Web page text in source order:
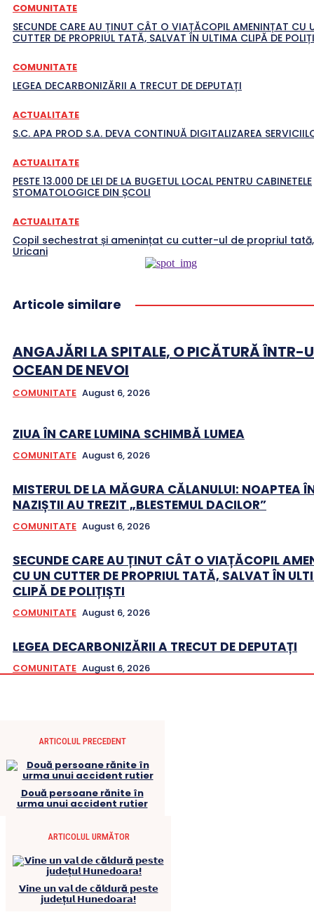
COMUNITATE
SECUNDE CARE AU ȚINUT CÂT O VIAȚĂCOPIL AMENINȚAT CU
CUTTER DE PROPRIUL TATĂ, SALVAT ÎN ULTIMA CLIPĂ DE
COMUNITATE
LEGEA DECARBONIZĂRII A TRECUT DE DEPUTAȚI
ACTUALITATE
S.C. APA PROD S.A. DEVA CONTINUĂ DIGITALIZAREA
ACTUALITATE
PESTE 13.000 DE LEI DE LA BUGETUL LOCAL PENTRU CABINETELE
STOMATOLOGICE DIN ȘCOLI
ACTUALITATE
Copil sechestrat și amenințat cu cutter-ul de propriul
Uricani
Articole similare
ANGAJĂRI LA SPITALE, O PICĂTURĂ ÎNTR-
OCEAN DE NEVOI
COMUNITATE August 6, 2026
ZIUA ÎN CARE LUMINA SCHIMBĂ LUMEA
COMUNITATE August 6, 2026
MISTERUL DE LA MĂGURA CĂLANULUI: NOAPTEA
NAZIȘTII AU TREZIT „BLESTEMUL DACILOR”
COMUNITATE August 6, 2026
SECUNDE CARE AU ȚINUT CÂT O VIAȚĂCOPIL
CU UN CUTTER DE PROPRIUL TATĂ, SALVAT ÎN
CLIPĂ DE POLIȚIȘTI
COMUNITATE August 6, 2026
LEGEA DECARBONIZĂRII A TRECUT DE DEPUTAȚI
COMUNITATE August 6, 2026
ARTICOLUL PRECEDENT
Două persoane rănite în
urma unui accident rutier
ARTICOLUL URMĂTOR
𝗩𝗶𝗻𝗲 𝘂𝗻 𝘃𝗮𝗹 𝗱𝗲 𝗰ă𝗹𝗱𝘂𝗿ă 𝗽𝗲𝘀𝘁𝗲
𝗷𝘂𝗱𝗲ț𝘂𝗹 𝗛𝘂𝗻𝗲𝗱𝗼𝗮𝗿𝗮!